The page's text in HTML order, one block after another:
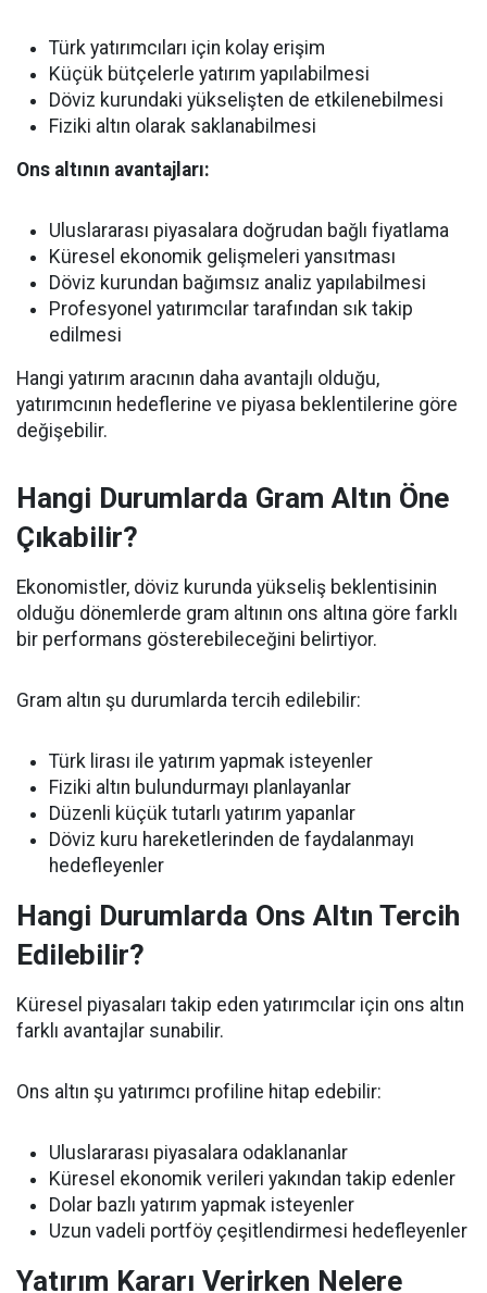
Türk yatırımcıları için kolay erişim
Küçük bütçelerle yatırım yapılabilmesi
Döviz kurundaki yükselişten de etkilenebilmesi
Fiziki altın olarak saklanabilmesi
Ons altının avantajları:
Uluslararası piyasalara doğrudan bağlı fiyatlama
Küresel ekonomik gelişmeleri yansıtması
Döviz kurundan bağımsız analiz yapılabilmesi
Profesyonel yatırımcılar tarafından sık takip
edilmesi
Hangi yatırım aracının daha avantajlı olduğu,
yatırımcının hedeflerine ve piyasa beklentilerine göre
değişebilir.
Hangi Durumlarda Gram Altın Öne
Çıkabilir?
Ekonomistler, döviz kurunda yükseliş beklentisinin
olduğu dönemlerde gram altının ons altına göre farklı
bir performans gösterebileceğini belirtiyor.
Gram altın şu durumlarda tercih edilebilir:
Türk lirası ile yatırım yapmak isteyenler
Fiziki altın bulundurmayı planlayanlar
Düzenli küçük tutarlı yatırım yapanlar
Döviz kuru hareketlerinden de faydalanmayı
hedefleyenler
Hangi Durumlarda Ons Altın Tercih
Edilebilir?
Küresel piyasaları takip eden yatırımcılar için ons altın
farklı avantajlar sunabilir.
Ons altın şu yatırımcı profiline hitap edebilir:
Uluslararası piyasalara odaklananlar
Küresel ekonomik verileri yakından takip edenler
Dolar bazlı yatırım yapmak isteyenler
Uzun vadeli portföy çeşitlendirmesi hedefleyenler
Yatırım Kararı Verirken Nelere